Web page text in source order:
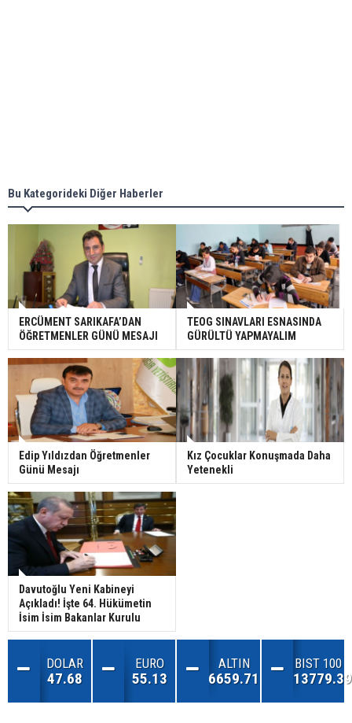
Bu Kategorideki Diğer Haberler
ERCÜMENT SARIKAFA’DAN
ÖĞRETMENLER GÜNÜ MESAJI
TEOG SINAVLARI ESNASINDA
GÜRÜLTÜ YAPMAYALIM
Edip Yıldızdan Öğretmenler
Günü Mesajı
Kız Çocuklar Konuşmada Daha
Yetenekli
Davutoğlu Yeni Kabineyi
Açıkladı! İşte 64. Hükümetin
İsim İsim Bakanlar Kurulu
DOLAR
47.68
EURO
55.13
ALTIN
6659.71
BIST 100
13779.39